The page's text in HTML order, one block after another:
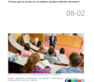
08-02